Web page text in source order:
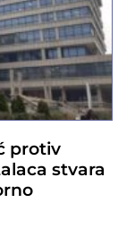
protiv
stvara